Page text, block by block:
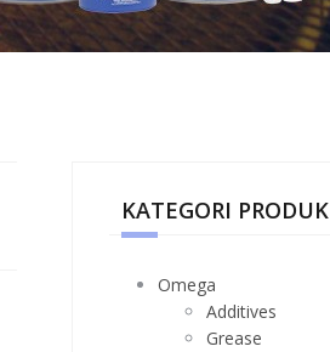
KATEGORI PRODUK
Omega
Additives
Grease